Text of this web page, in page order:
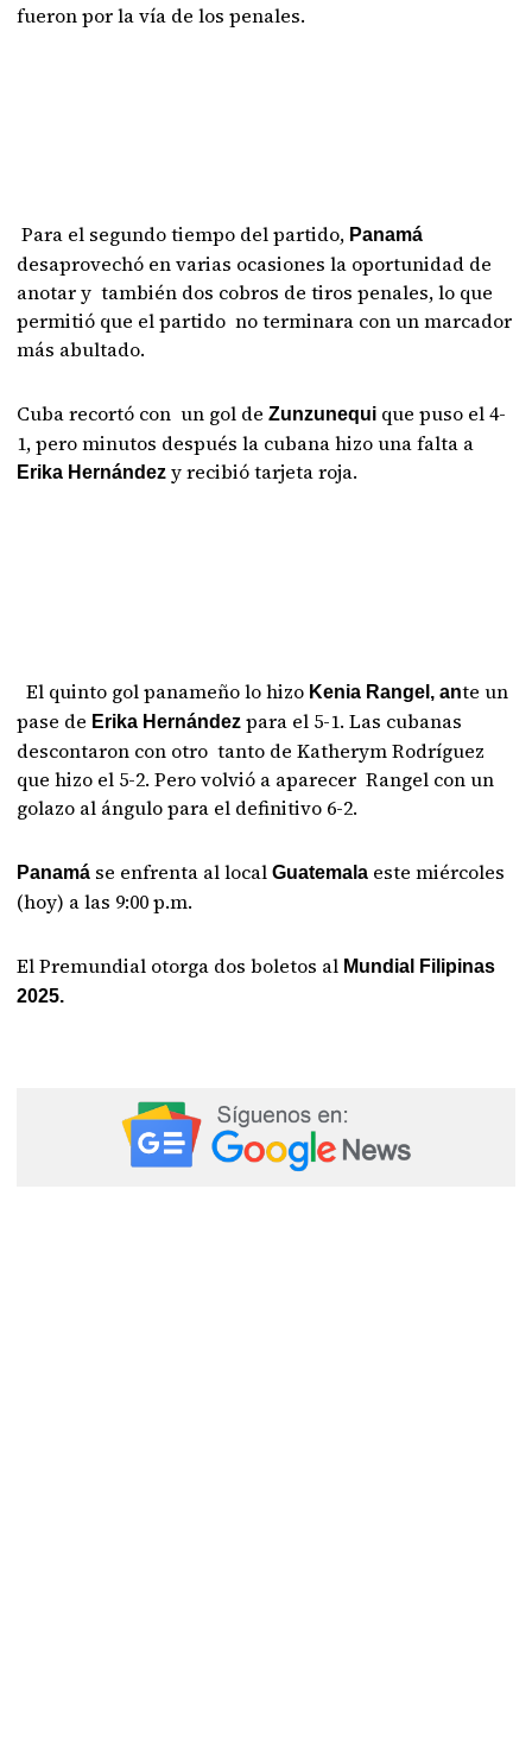
fueron por la vía de los penales.
Para el segundo tiempo del partido, Panamá
desaprovechó en varias ocasiones la oportunidad de
anotar y también dos cobros de tiros penales, lo que
permitió que el partido no terminara con un marcador
más abultado.
Cuba recortó con un gol deZunzunequi que puso el 4-
1, pero minutos después la cubana hizo una falta a
Erika Hernández y recibió tarjeta roja.
El quinto gol panameño lo hizo Kenia Rangel, ante un
pase de Erika Hernández para el 5-1. Las cubanas
descontaron con otro tanto de Katherym Rodríguez
que hizo el 5-2. Pero volvió a aparecer Rangel con un
golazo al ángulo para el definitivo 6-2.
Panamá se enfrenta al localGuatemala este miércoles
(hoy) a las 9:00 p.m.
El Premundial otorga dos boletos al Mundial Filipinas
2025.